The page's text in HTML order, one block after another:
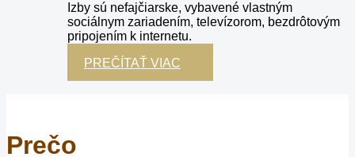
Izby sú nefajčiarske, vybavené vlastným
sociálnym zariadením, televízorom, bezdrôtovým
pripojením k internetu.
PREČÍTAŤ VIAC
Prečo